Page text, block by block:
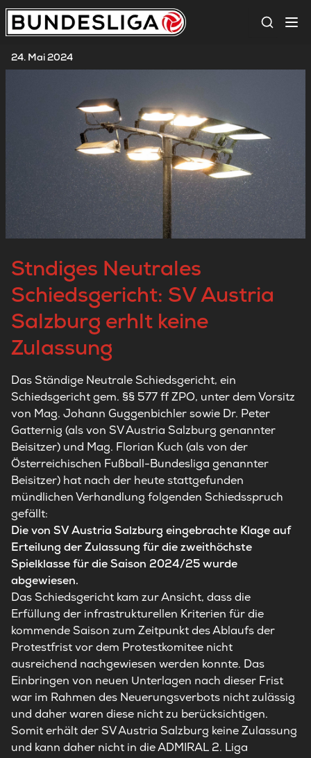
Suche
24. Mai 2024
Stndiges Neutrales
Schiedsgericht: SV Austria
Salzburg erhlt keine
Zulassung
Das Ständige Neutrale Schiedsgericht, ein
Schiedsgericht gem. §§ 577 ff ZPO, unter dem Vorsitz
von Mag. Johann Guggenbichler sowie Dr. Peter
Gatternig (als von SV Austria Salzburg genannter
Beisitzer) und Mag. Florian Kuch (als von der
Österreichischen Fußball-Bundesliga genannter
Beisitzer) hat nach der heute stattgefunden
mündlichen Verhandlung folgenden Schiedsspruch
gefällt:
Die von SV Austria Salzburg eingebrachte Klage auf
Erteilung der Zulassung für die zweithöchste
Spielklasse für die Saison 2024/25 wurde
abgewiesen.
Das Schiedsgericht kam zur Ansicht, dass die
Erfüllung der infrastrukturellen Kriterien für die
kommende Saison zum Zeitpunkt des Ablaufs der
Protestfrist vor dem Protestkomitee nicht
ausreichend nachgewiesen werden konnte. Das
Einbringen von neuen Unterlagen nach dieser Frist
war im Rahmen des Neuerungsverbots nicht zulässig
und daher waren diese nicht zu berücksichtigen.
Somit erhält der SV Austria Salzburg keine Zulassung
und kann daher nicht in die ADMIRAL 2. Liga